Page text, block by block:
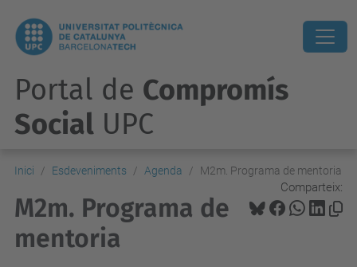
Portal de Compromís
Social UPC
Inici Esdeveniments Agenda M2m. Programa de mentoria
Comparteix:
M2m. Programa de
mentoria